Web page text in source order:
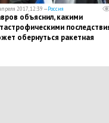
2017, 12:39 —Россия
объяснил, какими
обернуться ракетная